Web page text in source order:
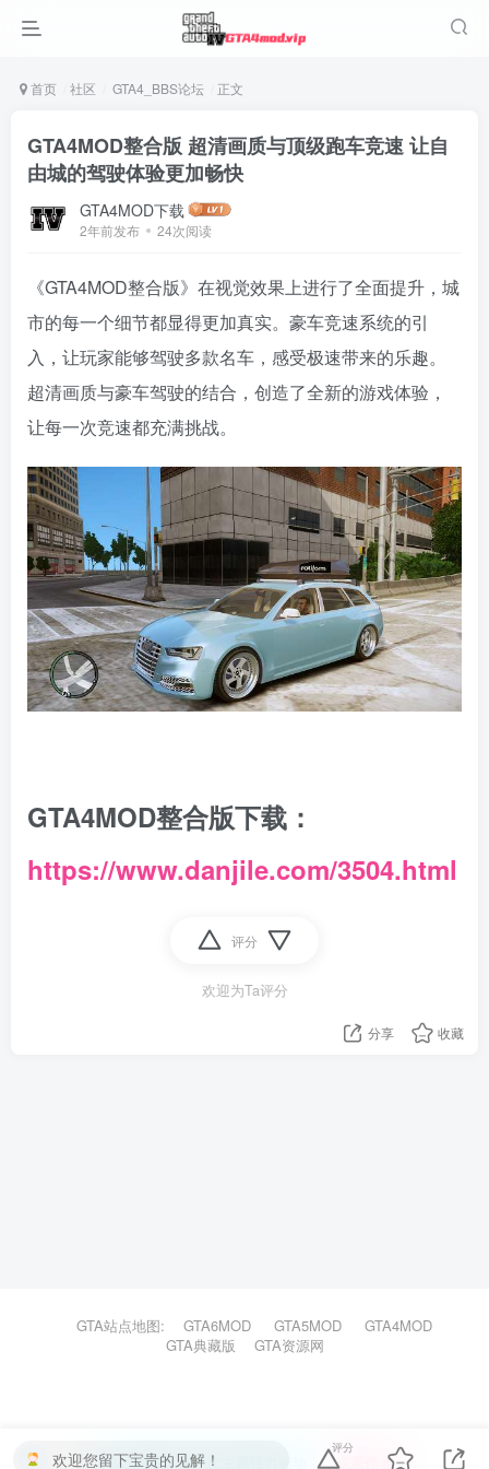
首页 社区 GTA4_BBS论坛 正文
GTA4MOD整合版 超清画质与顶级跑车竞速 让自
由城的驾驶体验更加畅快
GTA4MOD下载
2年前发布 24次阅读
《GTA4MOD整合版》在视觉效果上进行了全面提升，城
市的每一个细节都显得更加真实。豪车竞速系统的引
入，让玩家能够驾驶多款名车，感受极速带来的乐趣。
超清画质与豪车驾驶的结合，创造了全新的游戏体验，
让每一次竞速都充满挑战。
GTA4MOD整合版下载：
https://www.danjile.com/3504.html
评分
欢迎为Ta评分
分享 收藏
GTA站点地图: GTA6MOD GTA5MOD
GTA4MOD
GTA典藏版
GTA资源网
欢迎您留下宝贵的见解！
评分
本站主题由Zibll子比主题强力驱动 联系作者